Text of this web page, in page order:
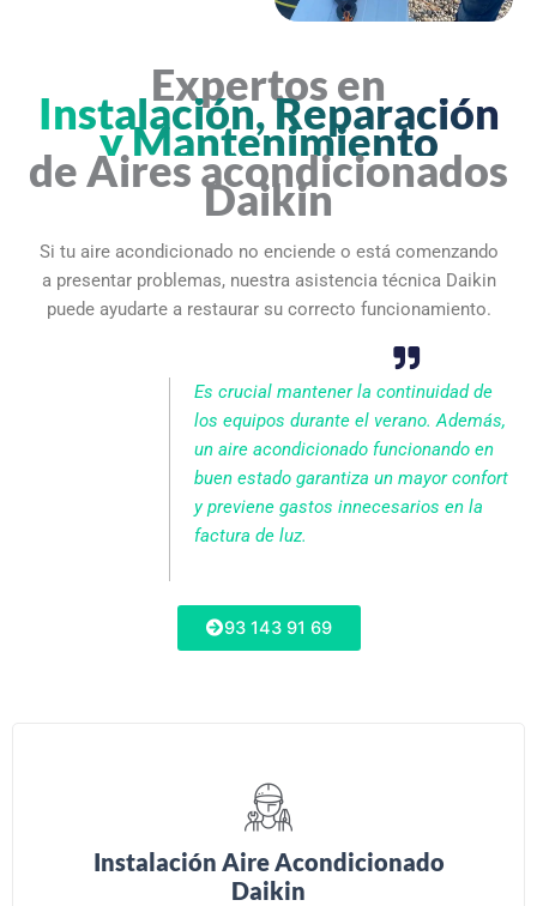
Expertos en
Instalación, Reparación
y Mantenimiento
de Aires acondicionados
Daikin
Si tu aire acondicionado no enciende o está comenzando
a presentar problemas, nuestra asistencia técnica Daikin
puede ayudarte a restaurar su correcto funcionamiento.
Es crucial mantener la continuidad de
los equipos durante el verano. Además,
un aire acondicionado funcionando en
buen estado garantiza un mayor confort
y previene gastos innecesarios en la
factura de luz.
93 143 91 69
Instalación Aire Acondicionado
Daikin